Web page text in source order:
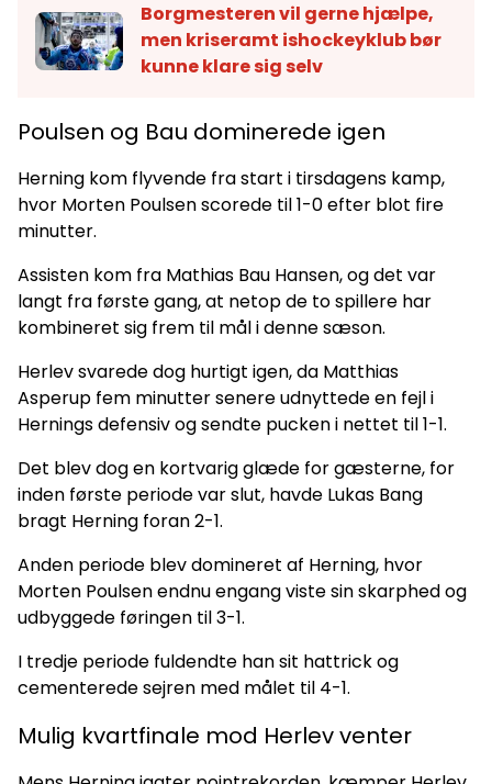
Borgmesteren vil gerne hjælpe,
men kriseramt ishockeyklub bør
kunne klare sig selv
Poulsen og Bau dominerede igen
Herning kom flyvende fra start i tirsdagens kamp,
hvor Morten Poulsen scorede til 1-0 efter blot fire
minutter.
Assisten kom fra Mathias Bau Hansen, og det var
langt fra første gang, at netop de to spillere har
kombineret sig frem til mål i denne sæson.
Herlev svarede dog hurtigt igen, da Matthias
Asperup fem minutter senere udnyttede en fejl i
Hernings defensiv og sendte pucken i nettet til 1-1.
Det blev dog en kortvarig glæde for gæsterne, for
inden første periode var slut, havde Lukas Bang
bragt Herning foran 2-1.
Anden periode blev domineret af Herning, hvor
Morten Poulsen endnu engang viste sin skarphed og
udbyggede føringen til 3-1.
I tredje periode fuldendte han sit hattrick og
cementerede sejren med målet til 4-1.
Mulig kvartfinale mod Herlev venter